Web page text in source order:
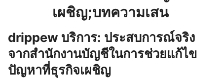
เผชิญ;บทความเสน
drippew บริการ: ประสบการณ์จริง
จากสำนักงานบัญชีในการช่วยแก้ไข
ปัญหาที่ธุรกิจเผชิญ